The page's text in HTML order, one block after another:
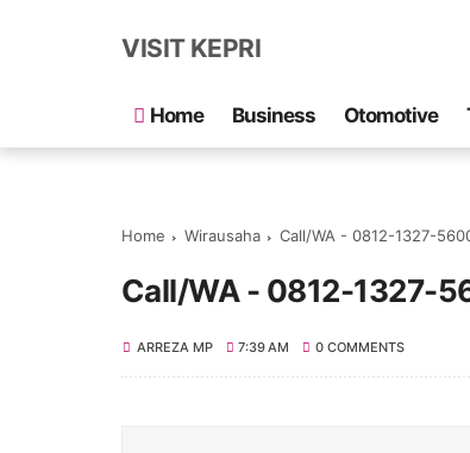
VISIT KEPRI
Home Business Otomotive
Home Wirausaha Call/WA - 0812-1327-
Call/WA - 0812-1327-
ARREZA MP 7:39 AM 0 COMMENTS